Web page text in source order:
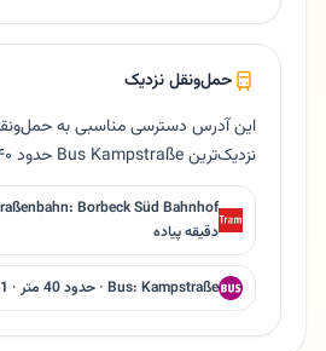
حمل‌ونقل نزدیک
این آدرس دسترسی مناسبی به
نزدیک‌ترین Bus Kampstraße حدود ۴۰ متر فاصله دارد.
دقیقه پیاده
Bus: Kampstraße · حدود 40 متر · 1 دقیقه پیاده